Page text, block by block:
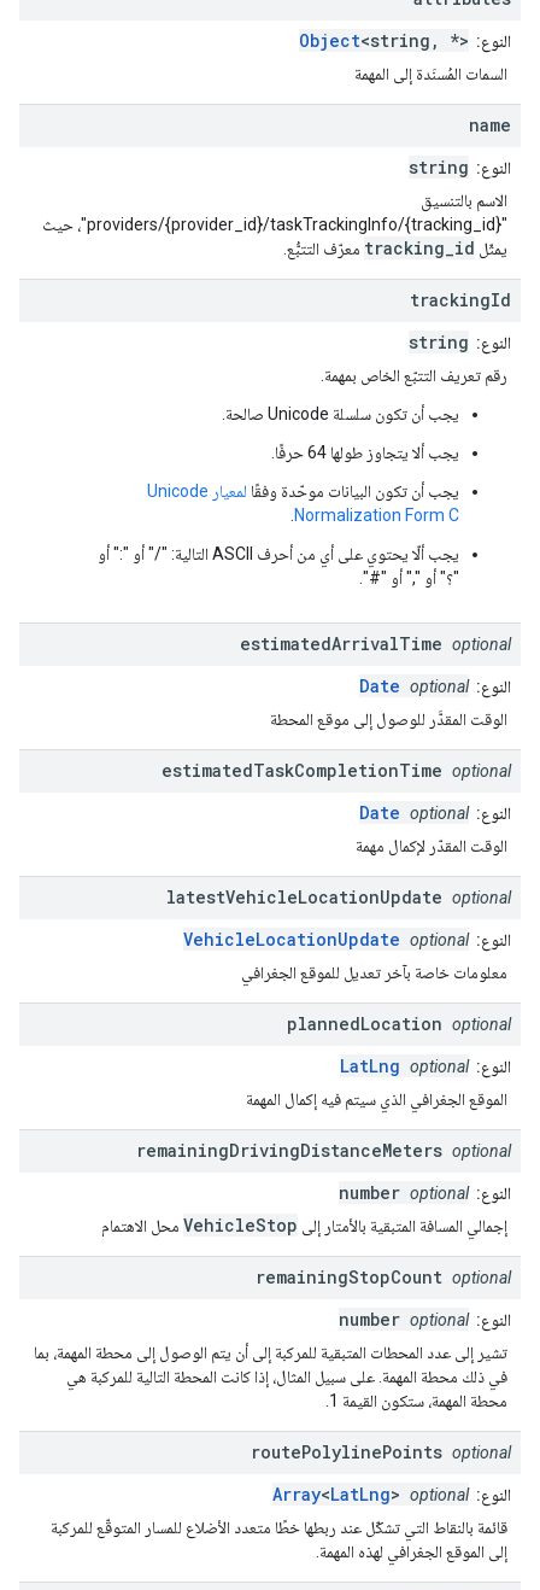
النوع: Object<string, *>
السمات المُسنَدة إلى المهمة
name
النوع: string
الاسم بالتنسيق
"providers/{provider_id}/taskTrackingInfo/{tracking_id}"، حيث
يمثّل tracking_id معرّف التتبُّع.
trackingId
النوع: string
رقم تعريف التتبّع الخاص بمهمة.
يجب أن تكون سلسلة Unicode صالحة.
يجب ألا يتجاوز طولها 64 حرفًا.
يجب أن تكون البيانات موحّدة وفقًا
لمعيار Unicode
Normalization Form C
.
يجب ألّا يحتوي على أي من أحرف ASCII التالية: "/" أو ":" أو
"؟" أو "," أو "#".
estimatedArrivalTime optional
النوع: Date optional
الوقت المقدَّر للوصول إلى موقع المحطة
estimatedTaskCompletionTime optional
النوع: Date optional
الوقت المقدّر لإكمال مهمة
latestVehicleLocationUpdate optional
النوع: VehicleLocationUpdate optional
معلومات خاصة بآخر تعديل للموقع الجغرافي
plannedLocation optional
النوع: LatLng optional
الموقع الجغرافي الذي سيتم فيه إكمال المهمة
remainingDrivingDistanceMeters optional
النوع: number optional
إجمالي المسافة المتبقية بالأمتار إلى VehicleStopمحل الاهتمام
remainingStopCount optional
النوع: number optional
تشير إلى عدد المحطات المتبقية للمركبة إلى أن يتم الوصول إلى محطة المهمة، بما
في ذلك محطة المهمة. على سبيل المثال، إذا كانت المحطة التالية للمركبة هي
محطة المهمة، ستكون القيمة 1.
routePolylinePoints optional
النوع: Array<LatLng> optional
قائمة بالنقاط التي تشكّل عند ربطها خطًا متعدد الأضلاع للمسار المتوقّع للمركبة
إلى الموقع الجغرافي لهذه المهمة.